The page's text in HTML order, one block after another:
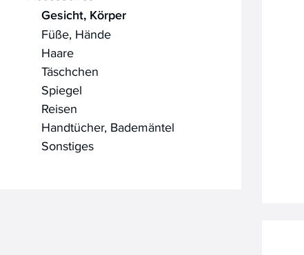
Gesicht, Körper
Füße, Hände
Haare
Täschchen
Spiegel
Reisen
Handtücher, Bademäntel
Sonstiges